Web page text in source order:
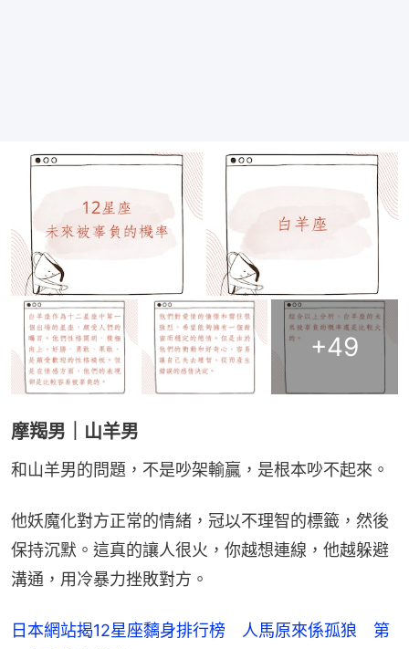
+49
摩羯男｜山羊男
和山羊男的問題，不是吵架輸贏，是根本吵不起來。
他妖魔化對方正常的情緒，冠以不理智的標籤，然後
保持沉默。這真的讓人很火，你越想連線，他越躲避
溝通，用冷暴力挫敗對方。
日本網站揭12星座黐身排行榜 人馬原來係孤狼 第